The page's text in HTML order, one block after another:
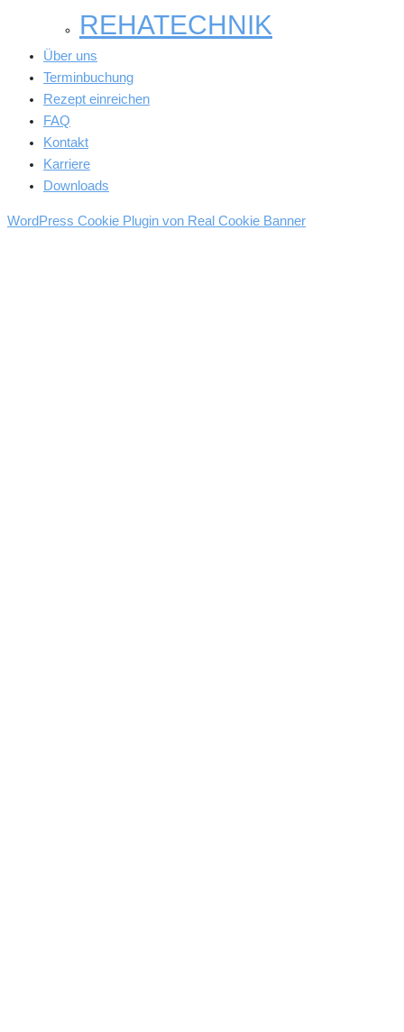
REHATECHNIK
Über uns
Terminbuchung
Rezept einreichen
FAQ
Kontakt
Karriere
Downloads
WordPress Cookie Plugin von Real Cookie Banner